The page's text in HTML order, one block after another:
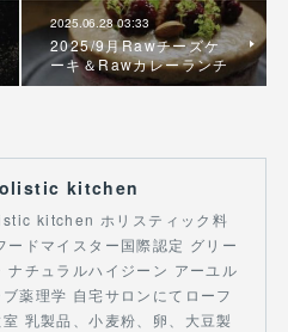
2025.06.28 03:33
2025/9月Rawチーズケ
ーキ＆Rawカレーランチ
kitchen
kitchen ホリスティック料
ードマイスター国際認定 グリー
ナチュラルハイジーン アーユル
薬理学 自宅サロンにてローフ
乳製品、小麦粉、卵、大豆製